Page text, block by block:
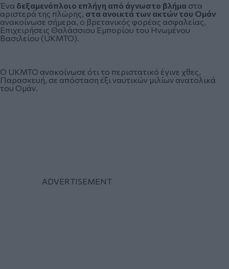
Ένα δεξαμενόπλοιο επλήγη από άγνωστο βλήμα στα
αριστερά της πλώρης, στα ανοικτά των ακτών του Ομάν
ανακοίνωσε σήμερα, ο βρετανικός φορέας ασφαλείας,
Επιχειρήσεις Θαλάσσιου Εμπορίου του Ηνωμένου
Βασιλείου (UKMTO).
Ο UKMTO ανακοίνωσε ότι το περιστατικό έγινε χθες,
Παρασκευή, σε απόσταση έξι ναυτικών μιλίων ανατολικά
του Ομάν.